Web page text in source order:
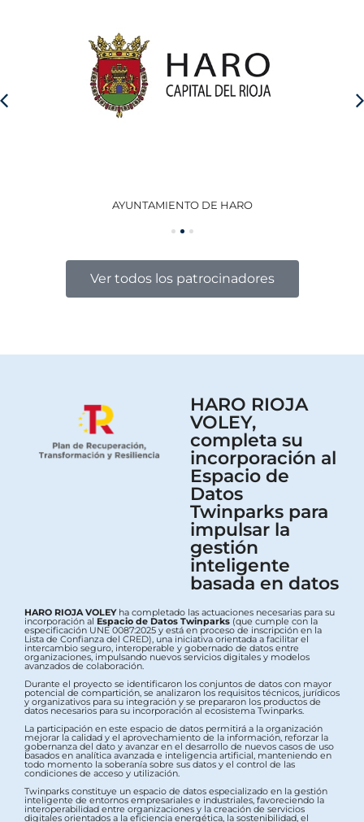
AYUNTAMIENTO DE HARO
Ver todos los patrocinadores
HARO RIOJA
VOLEY,
completa su
incorporación al
Espacio de
Datos
Twinparks para
impulsar la
gestión
inteligente
basada en datos
HARO RIOJA VOLEYha completado las actuaciones necesarias para su
incorporación al Espacio de Datos Twinparks (que cumple con la
especificación UNE 0087:2025 y está en proceso de inscripción en la
Lista de Confianza del CRED), una iniciativa orientada a facilitar el
intercambio seguro, interoperable y gobernado de datos entre
organizaciones, impulsando nuevos servicios digitales y modelos
avanzados de colaboración.
Durante el proyecto se identificaron los conjuntos de datos con mayor
potencial de compartición, se analizaron los requisitos técnicos, jurídicos
y organizativos para su integración y se prepararon los productos de
datos necesarios para su incorporación al ecosistema Twinparks.
La participación en este espacio de datos permitirá a la organización
mejorar la calidad y el aprovechamiento de la información, reforzar la
gobernanza del dato y avanzar en el desarrollo de nuevos casos de uso
basados en analítica avanzada e inteligencia artificial, manteniendo en
todo momento la soberanía sobre sus datos y el control de las
condiciones de acceso y utilización.
Twinparks constituye un espacio de datos especializado en la gestión
inteligente de entornos empresariales e industriales, favoreciendo la
interoperabilidad entre organizaciones y la creación de servicios
digitales orientados a la eficiencia energética, la sostenibilidad, el